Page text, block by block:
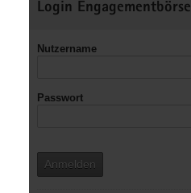
Informationen
Login Engagementbörse
Nutzername
Passwort
Anmelden